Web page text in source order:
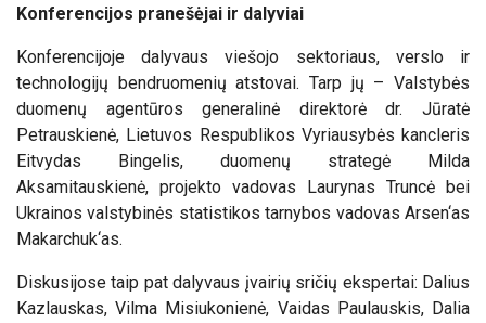
Konferencijos pranešėjai ir dalyviai
Konferencijoje dalyvaus viešojo sektoriaus, verslo ir
technologijų bendruomenių atstovai. Tarp jų – Valstybės
duomenų agentūros generalinė direktorė dr. Jūratė
Petrauskienė, Lietuvos Respublikos Vyriausybės kancleris
Eitvydas Bingelis, duomenų strategė Milda
Aksamitauskienė, projekto vadovas Laurynas Truncė bei
Ukrainos valstybinės statistikos tarnybos vadovas Arsen‘as
Makarchuk‘as.
Diskusijose taip pat dalyvaus įvairių sričių ekspertai: Dalius
Kazlauskas, Vilma Misiukonienė, Vaidas Paulauskis, Dalia